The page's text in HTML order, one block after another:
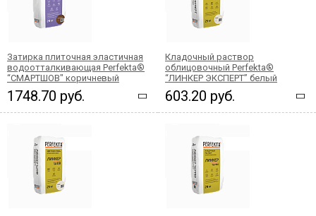
Затирка плиточная эластичная
водоотталкивающая Perfekta®
“СМАРТШОВ" коричневый
1748.70 руб.
Кладочный раствор
облицовочный Perfekta®
“ЛИНКЕР ЭКСПЕРТ” белый
603.20 руб.